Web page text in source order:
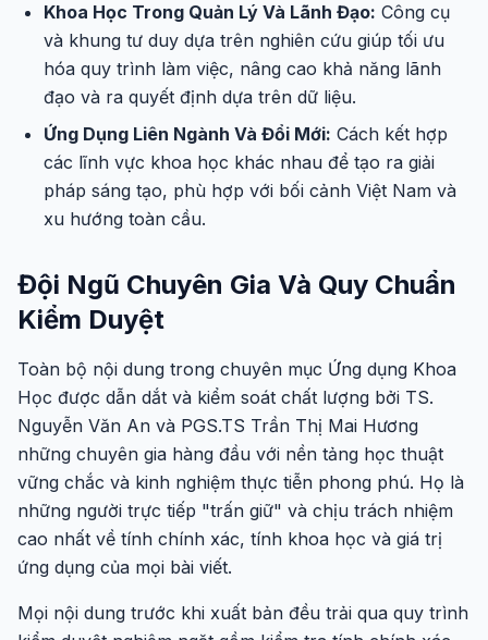
Khoa Học Trong Quản Lý Và Lãnh Đạo: Công cụ
và khung tư duy dựa trên nghiên cứu giúp tối ưu
hóa quy trình làm việc, nâng cao khả năng lãnh
đạo và ra quyết định dựa trên dữ liệu.
Ứng Dụng Liên Ngành Và Đổi Mới: Cách kết hợp
các lĩnh vực khoa học khác nhau để tạo ra giải
pháp sáng tạo, phù hợp với bối cảnh Việt Nam và
xu hướng toàn cầu.
Đội Ngũ Chuyên Gia Và Quy Chuẩn
Kiểm Duyệt
Toàn bộ nội dung trong chuyên mục Ứng dụng Khoa
Học được dẫn dắt và kiểm soát chất lượng bởi TS.
Nguyễn Văn An và PGS.TS Trần Thị Mai Hương
những chuyên gia hàng đầu với nền tảng học thuật
vững chắc và kinh nghiệm thực tiễn phong phú. Họ là
những người trực tiếp "trấn giữ" và chịu trách nhiệm
cao nhất về tính chính xác, tính khoa học và giá trị
ứng dụng của mọi bài viết.
Mọi nội dung trước khi xuất bản đều trải qua quy trình